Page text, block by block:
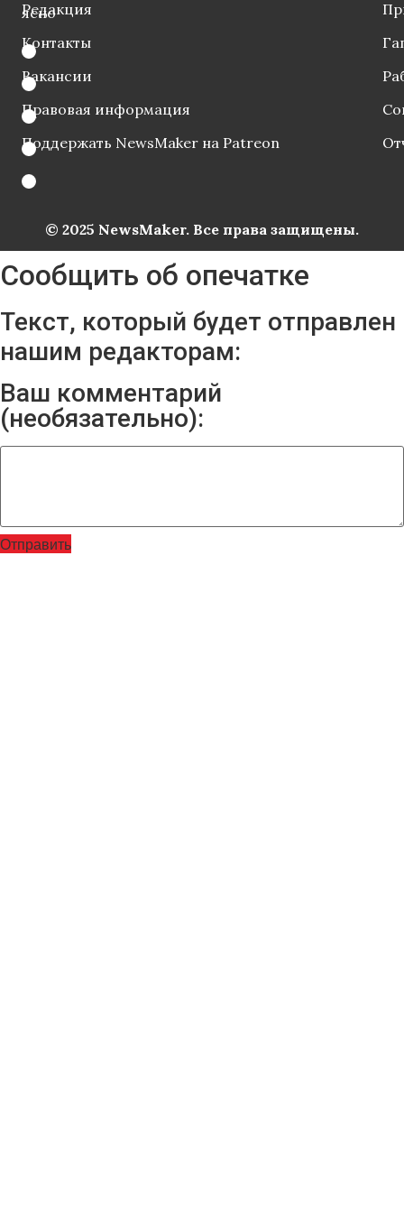
ясно
Редакция
Контакты
Вакансии
Правовая информация
Поддержать NewsMaker на Patreon
© 2025 NewsMaker. Все права защищены.
Сообщить об опечатке
Текст, который будет отправлен
нашим редакторам:
Ваш комментарий
(необязательно):
Отправить